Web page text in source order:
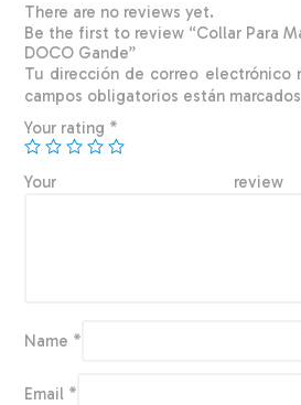
There are no reviews yet.
Be the first to review “Collar Para
DOCO Gande”
Tu dirección de correo electrónico
campos obligatorios están
Your rating *
Your
Name *
Email *